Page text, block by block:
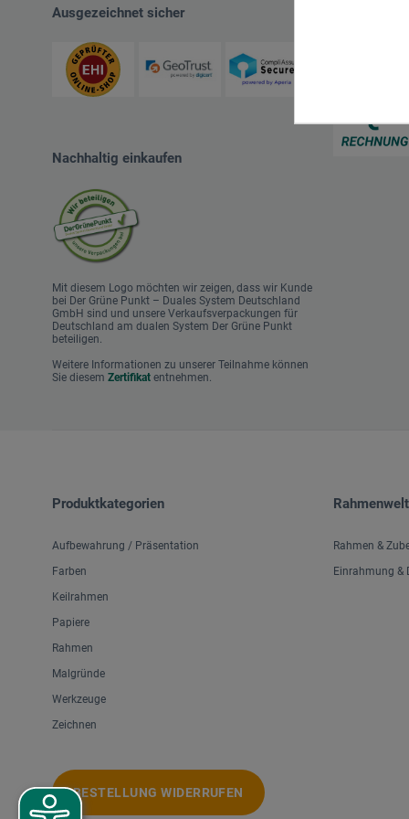
Ausgezeichnet sicher
Nachhaltig einkaufen
Mit diesem Logo möchten wir zeigen, dass wir Kunde
bei Der Grüne Punkt – Duales System Deutschland
GmbH sind und unsere Verkaufsverpackungen für
Deutschland am dualen System Der Grüne Punkt
beteiligen.
Weitere Informationen zu unserer Teilnahme können
Sie diesem Zertifikat entnehmen.
Produktkategorien
Aufbewahrung / Präsentation
Farben
Keilrahmen
Papiere
Rahmen
Malgründe
Werkzeuge
Zeichnen
BESTELLUNG WIDERRUFEN
Rahmenwelt
Rahmen &
Einrahmung &